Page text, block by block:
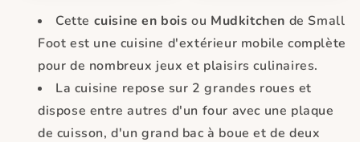
Cette cuisine en boisou Mudkitchen de Small
Foot est une cuisine d'extérieur mobile complète
pour de nombreux jeux et plaisirs culinaires.
La cuisine repose sur 2 grandes roues et
dispose entre autres d'un four avec une plaque
de cuisson, d'un grand bac à boue et de deux